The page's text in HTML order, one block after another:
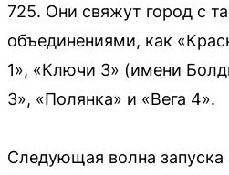
725. Они свяжут город с
объединениями, как
1», «Ключи 3» (имени
3», «Полянка» и «Вега 4».
Следующая волна запуска